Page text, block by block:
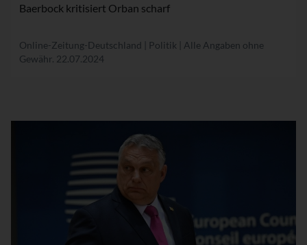
Baerbock kritisiert Orban scharf
Online-Zeitung-Deutschland | Politik | Alle Angaben ohne
Gewähr. 22.07.2024